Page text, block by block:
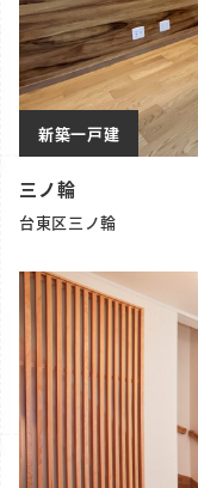
新築一戸建
三ノ輪
台東区三ノ輪